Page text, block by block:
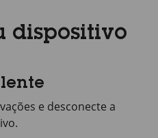
dispositivo
e desconecte a